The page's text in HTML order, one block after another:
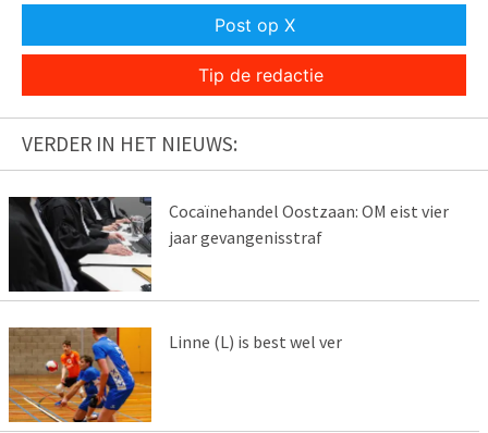
Post op X
Tip de redactie
VERDER IN HET NIEUWS:
Cocaïnehandel Oostzaan: OM eist vier
jaar gevangenisstraf
Linne (L) is best wel ver